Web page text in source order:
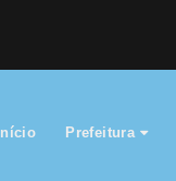
Início Prefeitura